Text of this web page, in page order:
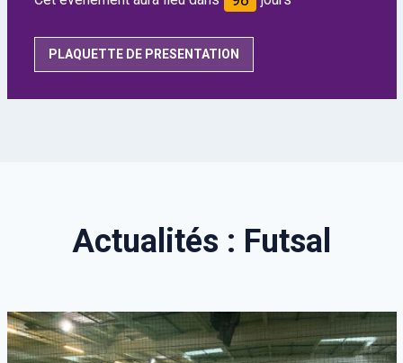
PLAQUETTE DE PRESENTATION
Actualités : Futsal